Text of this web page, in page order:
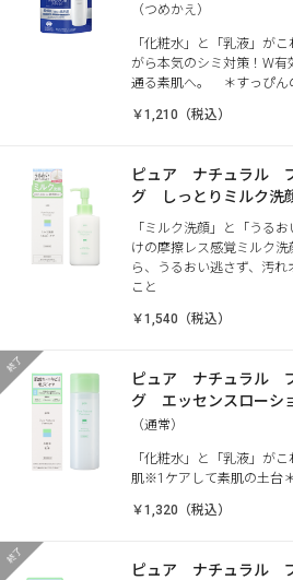
（つめかえ）
「化粧水」と「乳液」が
がら本気のシミ対策！W有
通る素肌へ。 ＊すっぴん
￥1,210（税込）
ピュア ナチュラル
グ しっとりミルク洗
「ミルク洗顔」と「うる
けの摩擦レス感覚ミルク
ら、うるおい逃さず、汚
こと
￥1,540（税込）
ピュア ナチュラル
グ エッセンスローシ
（通常）
「化粧水」と「乳液」が
肌※1ケアして素肌の土台
￥1,320（税込）
ピュア ナチュラル